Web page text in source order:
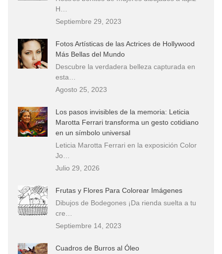
H…
Septiembre 29, 2023
Fotos Artísticas de las Actrices de Hollywood
Más Bellas del Mundo
Descubre la verdadera belleza capturada en
esta…
Agosto 25, 2023
Los pasos invisibles de la memoria: Leticia
Marotta Ferrari transforma un gesto cotidiano
en un símbolo universal
Leticia Marotta Ferrari en la exposición Color
Jo…
Julio 29, 2026
Frutas y Flores Para Colorear Imágenes
Dibujos de Bodegones ¡Da rienda suelta a tu
cre…
Septiembre 14, 2023
Cuadros de Burros al Óleo